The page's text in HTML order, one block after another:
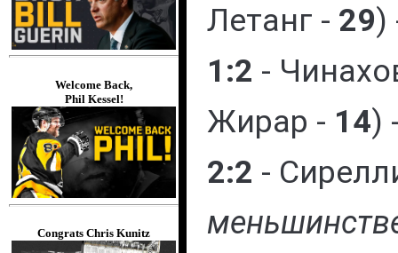
Welcome Back,
Phil Kessel!
Congrats Chris Kunitz
Летанг - 29)
1:2 -
Жирар - 14)
2:2 -